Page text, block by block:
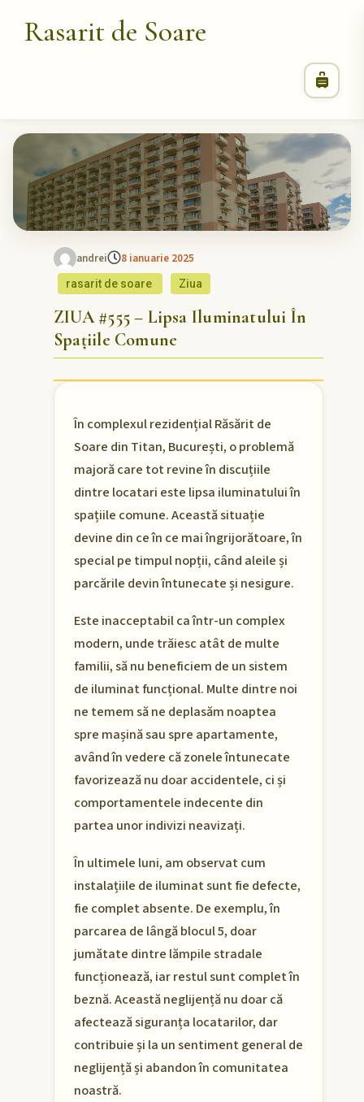
Rasarit de Soare
andrei 8 ianuarie 2025
rasarit de soare Ziua
ZIUA #555 – Lipsa Iluminatului În
Spațiile Comune
În complexul rezidențial Răsărit de
Soare din Titan, București, o problemă
majoră care tot revine în discuțiile
dintre locatari este lipsa iluminatului în
spațiile comune. Această situație
devine din ce în ce mai îngrijorătoare, în
special pe timpul nopții, când aleile și
parcările devin întunecate și nesigure.
Este inacceptabil ca într-un complex
modern, unde trăiesc atât de multe
familii, să nu beneficiem de un sistem
de iluminat funcțional. Multe dintre noi
ne temem să ne deplasăm noaptea
spre mașină sau spre apartamente,
având în vedere că zonele întunecate
favorizează nu doar accidentele, ci și
comportamentele indecente din
partea unor indivizi neavizați.
În ultimele luni, am observat cum
instalațiile de iluminat sunt fie defecte,
fie complet absente. De exemplu, în
parcarea de lângă blocul 5, doar
jumătate dintre lămpile stradale
funcționează, iar restul sunt complet în
beznă. Această neglijență nu doar că
afectează siguranța locatarilor, dar
contribuie și la un sentiment general de
neglijență și abandon în comunitatea
noastră.